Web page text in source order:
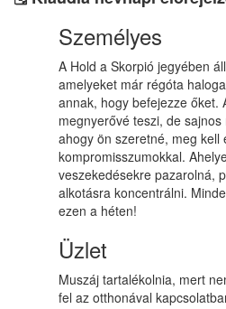
Személyes
A Hold a Skorpió jegyében
amelyeket már régóta
annak, hogy befejezze őket.
megnyerővé teszi, de
ahogy ön szeretné, meg kell
kompromisszumokkal.
veszekedésekre pazarolná,
alkotásra koncentrálni.
ezen a héten!
Üzlet
Muszáj tartalékolnia, mert
fel az otthonával